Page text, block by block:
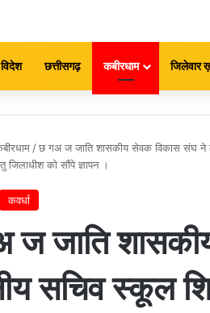
छत्तीसगढ़ कबीरधाम जिलेवार
/छ गअ ज जाति शासकीय सेवक विकास संघ ने
जिलाधीश को सौंपे ज्ञापन ।
कवर्धा
ज जाति
सचिव स्कूल